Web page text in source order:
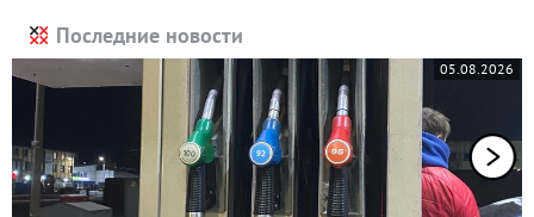
Последние новости
05.08.2026